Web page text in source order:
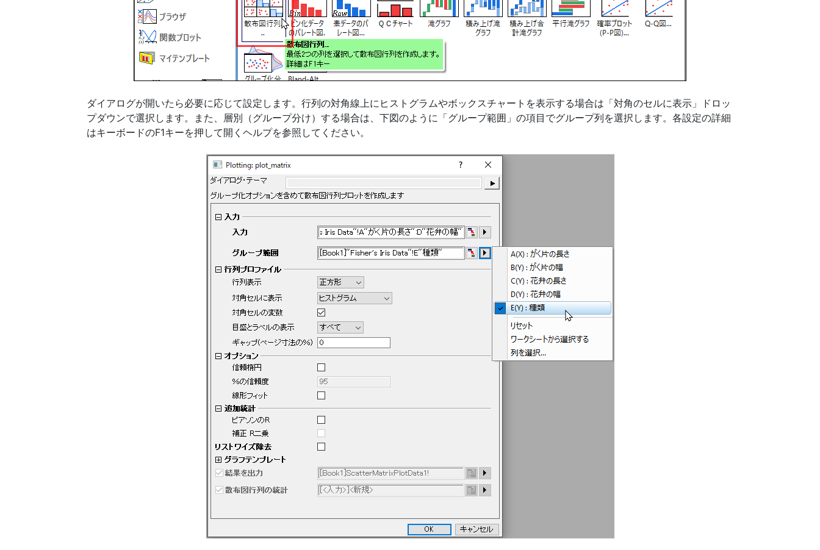
ダイアログが開いたら必要に応じて設定します。行列の対角線上にヒストグラムやボックスチャートを表示する場合は「対角のセルに表示」ドロッ
プダウンで選択します。また、層別（グループ分け）する場合は、下図のように「グループ範囲」の項目でグループ列を選択します。各設定の詳細
はキーボードのF1キーを押して開くヘルプを参照してください。